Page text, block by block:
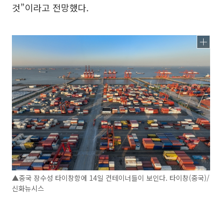
것”이라고 전망했다.
▲중국 장수성 타이창항에 14일 컨테이너들이 보인다. 타이창(중국)/
신화뉴시스